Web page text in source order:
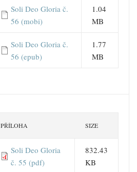
Soli Deo Gloria č.
56 (mobi)
1.04
MB
Soli Deo Gloria č.
56 (epub)
1.77
MB
PŘÍLOHA SIZE
Soli Deo Gloria
č. 55 (pdf)
832.43
KB